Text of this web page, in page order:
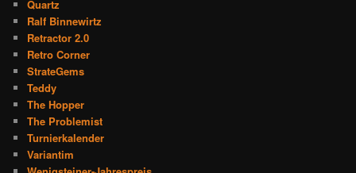
Quartz
Ralf Binnewirtz
Retractor 2.0
Retro Corner
StrateGems
Teddy
The Hopper
The Problemist
Turnierkalender
Variantim